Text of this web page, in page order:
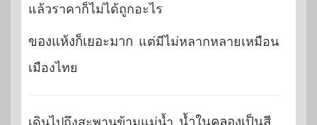
แล้วราคาก็ไม่ได้ถูกอะไร
ของแห้งก็เยอะมาก แต่มีไม่หลากหลายเหมือน
เมืองไทย
เดินไปถึงสะพานข้ามแม่น้ำ น้ำในคลองเป็นสี